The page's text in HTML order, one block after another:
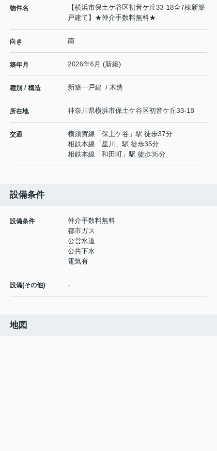
物件名
【横浜市保土ケ谷区初音ケ丘33-18全7棟新築
戸建て】★仲介手数料無料★
向き 南
築年月 2026年6月 (新築)
種別 / 構造 新築一戸建 / 木造
所在地 神奈川県横浜市保土ケ谷区初音ケ丘33-18
交通 横須賀線 「保土ケ谷 」駅 徒歩37分
相鉄本線 「星川
」駅 徒歩35分
相鉄本線 「和田町 」駅 徒歩35分
設備条件
設備条件
仲介手数料無料
都市ガス
公営水道
公共下水
電気有
設備(その他) -
地図